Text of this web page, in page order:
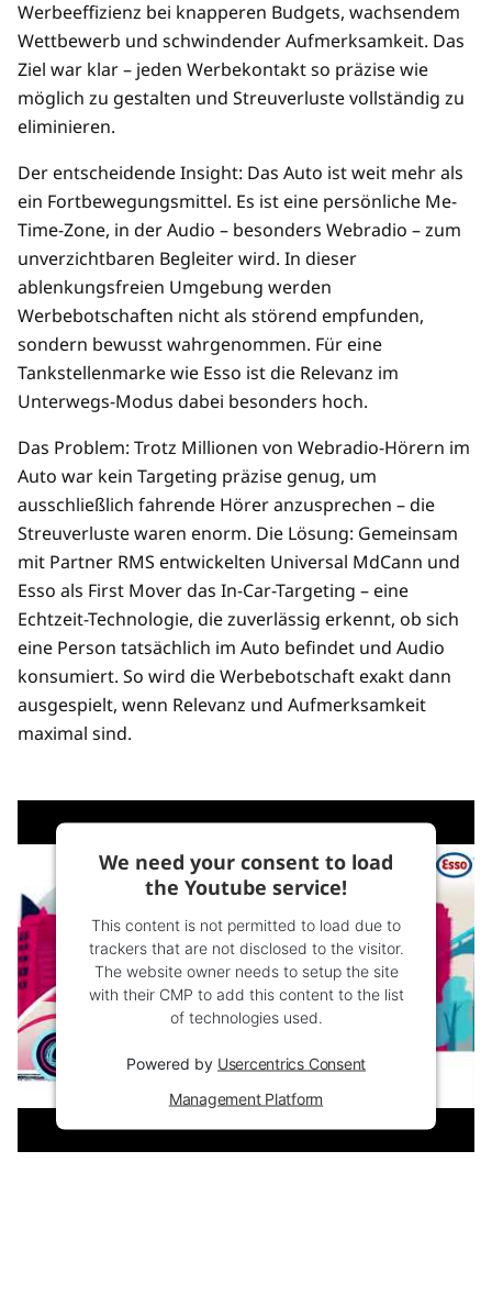
Werbeeffizienz bei knapperen Budgets, wachsendem
Wettbewerb und schwindender Aufmerksamkeit. Das
Ziel war klar – jeden Werbekontakt so präzise wie
möglich zu gestalten und Streuverluste vollständig zu
eliminieren.
Der entscheidende Insight: Das Auto ist weit mehr als
ein Fortbewegungsmittel. Es ist eine persönliche Me-
Time-Zone, in der Audio – besonders Webradio – zum
unverzichtbaren Begleiter wird. In dieser
ablenkungsfreien Umgebung werden
Werbebotschaften nicht als störend empfunden,
sondern bewusst wahrgenommen. Für eine
Tankstellenmarke wie Esso ist die Relevanz im
Unterwegs-Modus dabei besonders hoch.
Das Problem: Trotz Millionen von Webradio-Hörern im
Auto war kein Targeting präzise genug, um
ausschließlich fahrende Hörer anzusprechen – die
Streuverluste waren enorm. Die Lösung: Gemeinsam
mit Partner RMS entwickelten Universal MdCann und
Esso als First Mover das In-Car-Targeting – eine
Echtzeit-Technologie, die zuverlässig erkennt, ob sich
eine Person tatsächlich im Auto befindet und Audio
konsumiert. So wird die Werbebotschaft exakt dann
ausgespielt, wenn Relevanz und Aufmerksamkeit
maximal sind.
We need your consent to load
the Youtube service!
This content is not permitted to load due to
trackers that are not disclosed to the visitor.
The website owner needs to setup the site
with their CMP to add this content to the list
of technologies used.
Powered by Usercentrics Consent
Management Platform